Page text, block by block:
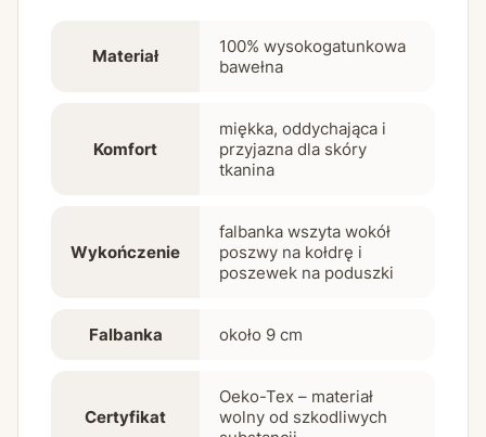
Materiał
100% wysokogatunkowa
bawełna
Komfort
miękka, oddychająca i
przyjazna dla skóry
tkanina
Wykończenie
falbanka wszyta wokół
poszwy na kołdrę i
poszewek na poduszki
Falbanka około 9 cm
Certyfikat
Oeko-Tex – materiał
wolny od szkodliwych